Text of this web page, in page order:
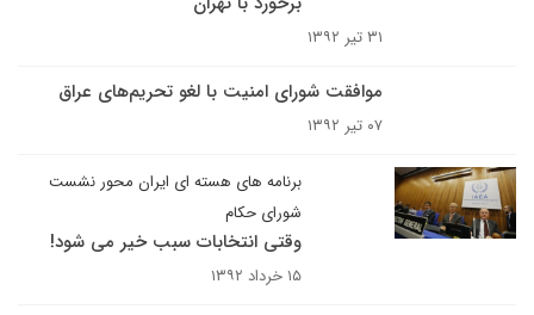
۳۱ تیر ۱۳۹۲
موافقت شورای امنیت با لغو تحریم‌های عراق
۰۷ تیر ۱۳۹۲
برنامه های هسته ای ایران محور نشست
شورای حکام
وقتی انتخابات سبب خیر می شود!
۱۵ خرداد ۱۳۹۲